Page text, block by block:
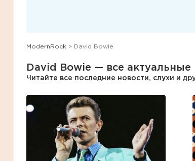
ModernRock > David Bowie
David Bowie — все актуальные
Читайте все последние новости, слухи и